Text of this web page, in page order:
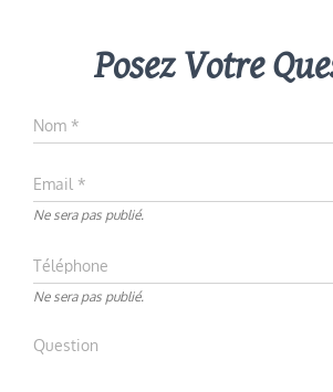
Posez Votre
Ne sera pas publié.
Ne sera pas publié.